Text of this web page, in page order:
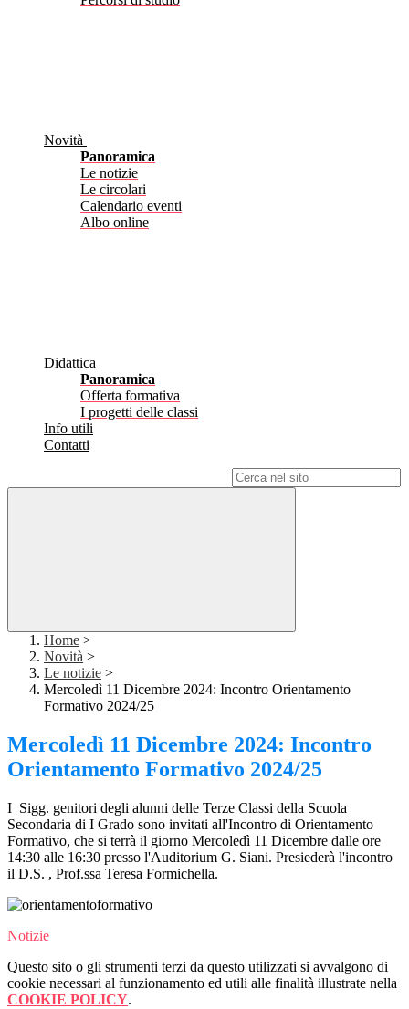
Novità
Panoramica
Le notizie
Le circolari
Calendario eventi
Albo online
Didattica
Panoramica
Offerta formativa
I progetti delle classi
Info utili
Contatti
Home >
Novità >
Le notizie >
Mercoledì 11 Dicembre 2024: Incontro Orientamento
Formativo 2024/25
Mercoledì 11 Dicembre 2024: Incontro
Orientamento Formativo 2024/25
I Sigg. genitori degli alunni delle Terze Classi della Scuola
Secondaria di I Grado sono invitati all'Incontro di Orientamento
Formativo, che si terrà il giorno Mercoledì 11 Dicembre dalle ore
14:30 alle 16:30 presso l'Auditorium G. Siani. Presiederà l'incontro
il D.S. , Prof.ssa Teresa Formichella.
Notizie
Questo sito o gli strumenti terzi da questo utilizzati si avvalgono di
cookie necessari al funzionamento ed utili alle finalità illustrate nella
COOKIE POLICY.